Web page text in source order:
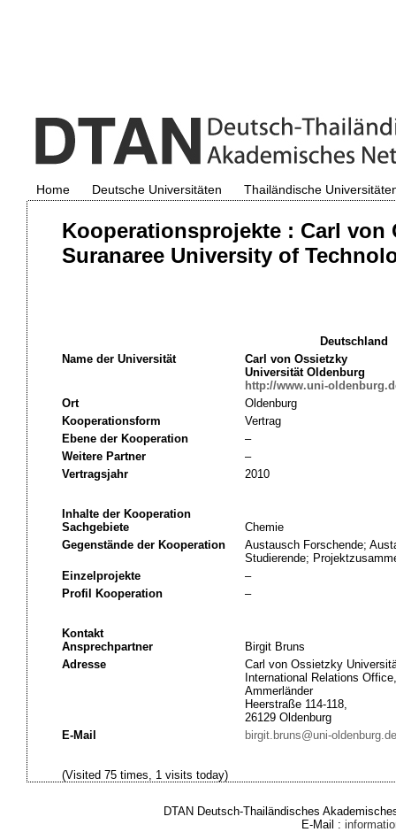
Home Deutsche Universitäten Thailändische
Kooperationsprojekte : Carl
Suranaree University of
Deutschland
Name der Universität
Carl von Ossietzky
Universität Oldenburg
http://www.uni-
Ort
Oldenburg
Kooperationsform
Vertrag
Ebene der Kooperation
–
Weitere Partner
–
Vertragsjahr
2010
Inhalte der Kooperation
Sachgebiete
Chemie
Gegenstände der Kooperation
Austausch Forschende;
Studierende;
Einzelprojekte
–
Profil Kooperation
–
Kontakt
Ansprechpartner
Birgit Bruns
Adresse
Carl von Ossietzky
International Relations Office,
Ammerländer
Heerstraße 114-118,
26129 Oldenburg
E-Mail
birgit.bruns@uni-oldenburg.de
(Visited 75 times, 1 visits today)
DTAN Deutsch-Thailändisches
E-Mail :